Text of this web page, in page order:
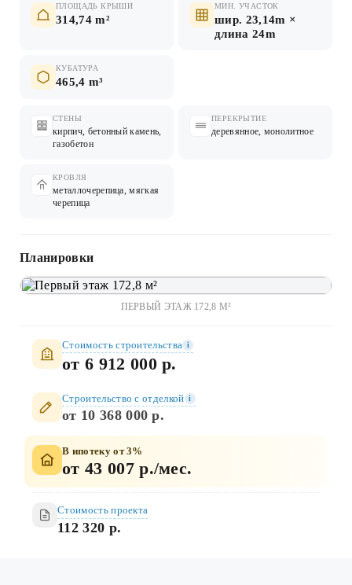
ПЛОЩАДЬ КРЫШИ
314,74 m²
МИН. УЧАСТОК
шир. 23,14m ×
длина 24m
КУБАТУРА
465,4 m³
СТЕНЫ
кирпич, бетонный камень,
газобетон
ПЕРЕКРЫТИЕ
деревянное, монолитное
КРОВЛЯ
металлочерепица, мягкая
черепица
Планировки
ПЕРВЫЙ ЭТАЖ 172,8 М²
Стоимость строительства i
от 6 912 000 р.
Строительство c отделкой i
от 10 368 000 р.
В ипотеку от 3%
от 43 007 р./мес.
Стоимость проекта
112 320 р.